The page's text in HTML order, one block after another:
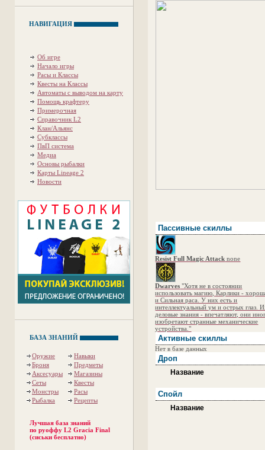
НАВИГАЦИЯ
Об игре
Начало игры
Расы и Классы
Квесты на Классы
Автоматы с выводом на карту
Помощь крафтеру
Примерочная
Справочник L2
Клан/Альянс
Субклассы
ПвП система
Медиа
Основы рыбалки
Карты Lineage 2
Новости
БАЗА ЗНАНИЙ
Оружие
Навыки
Броня
Предметы
Аксесуары
Магазины
Сеты
Квесты
Монстры
Расы
Рыбалка
Рецепты
Лучшая база знаний
по руоффу L2 Gracia Final
(сиськи бесплатно)
Пассивные скиллы
Resist Full Magic Attack none
Dwarves "Хотя не в состоянии
использовать магию, Карлики -
и Сильная раса. У них есть и
интеллектуальный ум и острых глаз.
деловые знания - впечатляют, они
изобретают странные механические
устройства."
Активные скиллы
Нет в базе данных
Дроп
Название
Спойл
Название